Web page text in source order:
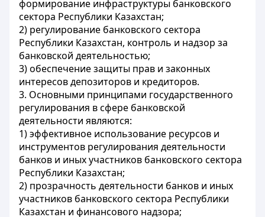
формирование инфраструктуры банковского
сектора Республики Казахстан;
2) регулирование банковского сектора
Республики Казахстан, контроль и надзор за
банковской деятельностью;
3) обеспечение защиты прав и законных
интересов депозиторов и кредиторов.
3. Основными принципами государственного
регулирования в сфере банковской
деятельности являются:
1) эффективное использование ресурсов и
инструментов регулирования деятельности
банков и иных участников банковского сектора
Республики Казахстан;
2) прозрачность деятельности банков и иных
участников банковского сектора Республики
Казахстан и финансового надзора;